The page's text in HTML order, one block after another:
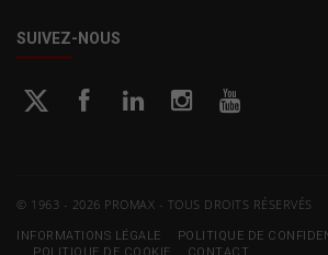
SUIVEZ-NOUS
© 1963 - 2026 PROMAX - TOUS DROITS RÉSERVÉS
INFORMATIONS LÉGALE
POLITIQUE DE